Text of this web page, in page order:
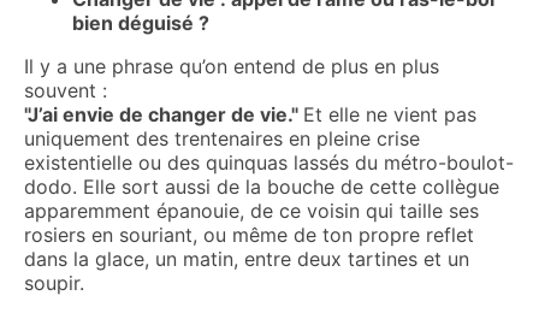
bien déguisé ?
Il y a une phrase qu’on entend de plus en plus
souvent :
"J’ai envie de changer de vie." Et elle ne vient pas
uniquement des trentenaires en pleine crise
existentielle ou des quinquas lassés du métro-boulot-
dodo. Elle sort aussi de la bouche de cette collègue
apparemment épanouie, de ce voisin qui taille ses
rosiers en souriant, ou même de ton propre reflet
dans la glace, un matin, entre deux tartines et un
soupir.